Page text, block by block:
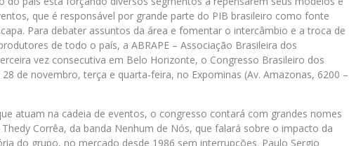
que é responsável por grande parte do PIB brasileiro como fonte
Para debater assuntos da área e fomentar o intercâmbio e a troca de
de todo o país, a ABRAPE – Associação Brasileira dos
vez consecutiva em Belo Horizonte, o Congresso Brasileiro dos
de novembro, terça e quarta-feira, no Expominas (Av. Amazonas, 6200 –
atuam na cadeia de eventos, o congresso contará com grandes nomes
Corrêa, da banda Nenhum de Nós, que falará sobre o impacto da
do grupo, no mercado desde 1986 sem interrupções. Paulo Sergio